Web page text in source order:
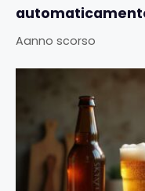
Aanno scorso